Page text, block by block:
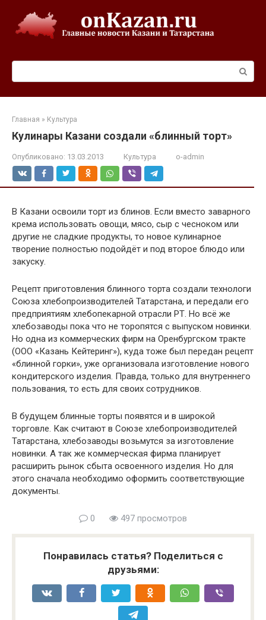
контенту
Главная » Культура
Кулинары Казани создали «блинный торт»
Опубликовано: 13.03.2013 Культура o-admin
В Казани освоили торт из блинов. Если вместо заварного
крема использовать овощи, мясо, сыр с чесноком или
другие не сладкие продукты, то новое кулинарное
творение полностью подойдёт и под второе блюдо или
закуску.
Рецепт приготовления блинного торта создали технологи
Союза хлебопроизводителей Татарстана, и передали его
предприятиям хлебопекарной отрасли РТ. Но всё же
хлебозаводы пока что не торопятся с выпуском новинки.
Но одна из коммерческих фирм на Оренбургском тракте
(ООО «Казань Кейтеринг»), куда тоже был передан рецепт
«блинной горки», уже организовала изготовление нового
кондитерского изделия. Правда, только для внутреннего
пользования, то есть для своих сотрудников.
В будущем блинные торты появятся и в широкой
торговле. Как считают в Союзе хлебопроизводителей
Татарстана, хлебозаводы возьмутся за изготовление
новинки. А так же коммерческая фирма планирует
расширить рынок сбыта освоенного изделия. Но для
этого сначала необходимо оформить соответствующие
документы.
0 497 просмотров
Понравилась статья? Поделиться с
друзьями: